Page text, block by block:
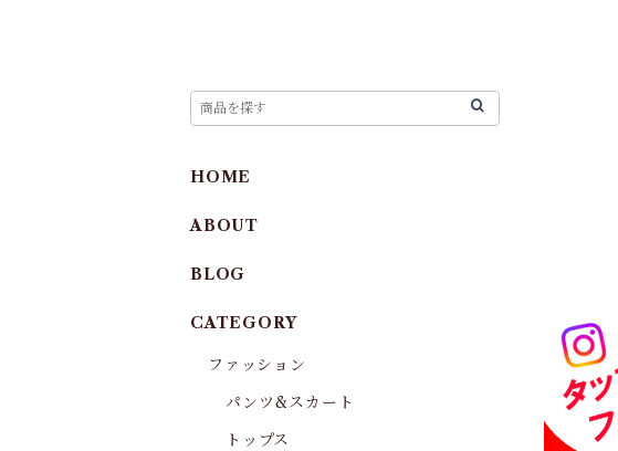
HOME
ABOUT
BLOG
CATEGORY
ファッション
パンツ&スカート
トップス